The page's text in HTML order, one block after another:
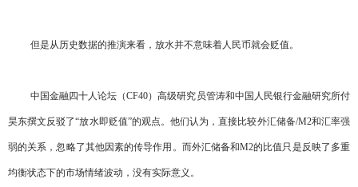
但是从历史数据的推演来看，放水并不意味着人民币就会贬值。
中国金融四十人论坛（CF40）高级研究员管涛和中国人民银行金融研究所付
昊东撰文反驳了“放水即贬值”的观点。他们认为，直接比较外汇储备/M2和汇率强
弱的关系，忽略了其他因素的传导作用。而外汇储备和M2的比值只是反映了多重
均衡状态下的市场情绪波动，没有实际意义。